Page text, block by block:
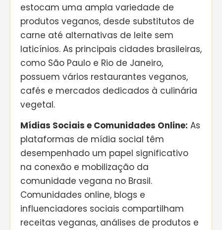
estocam uma ampla variedade de
produtos veganos, desde substitutos de
carne até alternativas de leite sem
laticínios. As principais cidades brasileiras,
como São Paulo e Rio de Janeiro,
possuem vários restaurantes veganos,
cafés e mercados dedicados à culinária
vegetal.
Mídias Sociais e Comunidades Online: As
plataformas de mídia social têm
desempenhado um papel significativo
na conexão e mobilização da
comunidade vegana no Brasil.
Comunidades online, blogs e
influenciadores sociais compartilham
receitas veganas, análises de produtos e